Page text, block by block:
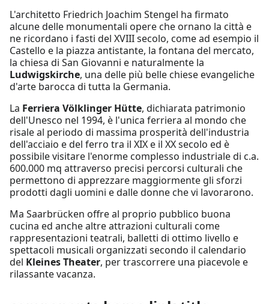
L'architetto Friedrich Joachim Stengel ha firmato
alcune delle monumentali opere che ornano la città e
ne ricordano i fasti del XVIII secolo, come ad esempio il
Castello e la piazza antistante, la fontana del mercato,
la chiesa di San Giovanni e naturalmente la
Ludwigskirche, una delle più belle chiese evangeliche
d'arte barocca di tutta la Germania.
La Ferriera Völklinger Hütte, dichiarata patrimonio
dell'Unesco nel 1994, è l'unica ferriera al mondo che
risale al periodo di massima prosperità dell'industria
dell'acciaio e del ferro tra il XIX e il XX secolo ed è
possibile visitare l'enorme complesso industriale di c.a.
600.000 mq attraverso precisi percorsi culturali che
permettono di apprezzare maggiormente gli sforzi
prodotti dagli uomini e dalle donne che vi lavorarono.
Ma Saarbrücken offre al proprio pubblico buona
cucina ed anche altre attrazioni culturali come
rappresentazioni teatrali, balletti di ottimo livello e
spettacoli musicali organizzati secondo il calendario
del Kleines Theater, per trascorrere una piacevole e
rilassante vacanza.